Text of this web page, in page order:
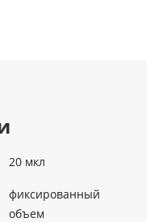
20 мкл
фиксированный
объем